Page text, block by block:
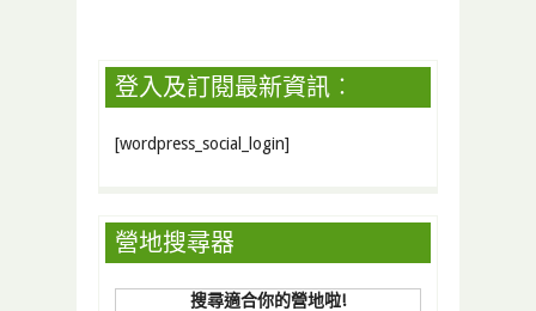
登入及訂閱最新資訊︰
[wordpress_social_login]
營地搜尋器
搜尋適合你的營地啦!